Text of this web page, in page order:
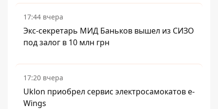
17:44 вчера
Экс-секретарь МИД Баньков вышел из СИЗО
под залог в 10 млн грн
17:20 вчера
Uklon приобрел сервис электросамокатов e-
Wings